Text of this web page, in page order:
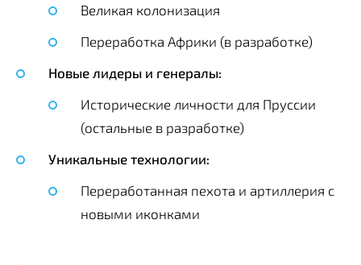
Великая колонизация
Переработка Африки (в разработке)
Новые лидеры и генералы:
Исторические личности для Пруссии
(остальные в разработке)
Уникальные технологии:
Переработанная пехота и артиллерия с
новыми иконками